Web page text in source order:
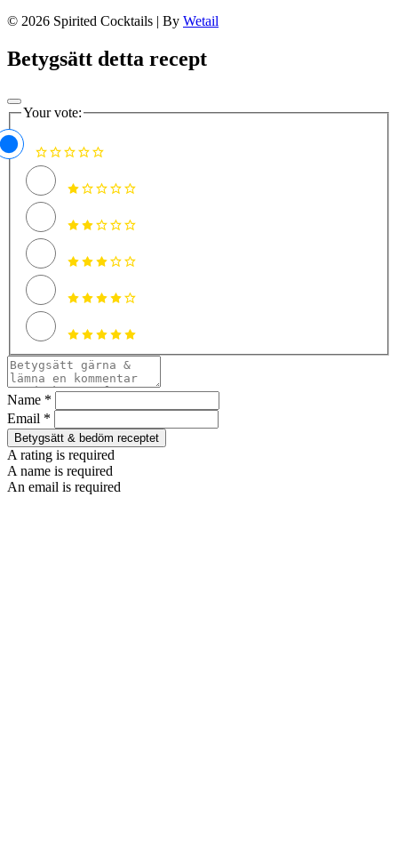
© 2026 Spirited Cocktails | By Wetail
Betygsätt detta recept
Your vote:
Name *
Email *
Betygsätt & bedöm receptet
A rating is required
A name is required
An email is required